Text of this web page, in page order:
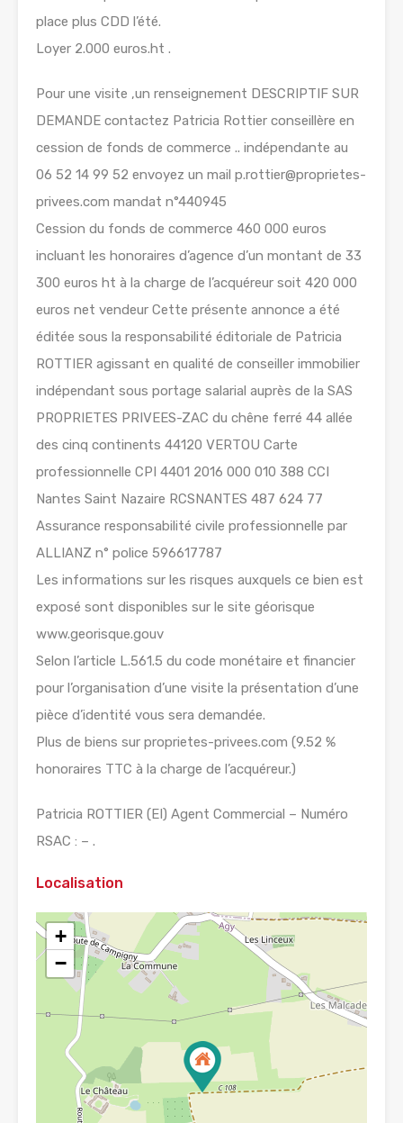
place plus CDD l’été.
Loyer 2.000 euros.ht .
Pour une visite ,un renseignement DESCRIPTIF SUR
DEMANDE contactez Patricia Rottier conseillère en
cession de fonds de commerce .. indépendante au
06 52 14 99 52 envoyez un mail p.rottier@proprietes-
privees.com mandat n°440945
Cession du fonds de commerce 460 000 euros
incluant les honoraires d’agence d’un montant de 33
300 euros ht à la charge de l’acquéreur soit 420 000
euros net vendeur Cette présente annonce a été
éditée sous la responsabilité éditoriale de Patricia
ROTTIER agissant en qualité de conseiller immobilier
indépendant sous portage salarial auprès de la SAS
PROPRIETES PRIVEES-ZAC du chêne ferré 44 allée
des cinq continents 44120 VERTOU Carte
professionnelle CPI 4401 2016 000 010 388 CCI
Nantes Saint Nazaire RCSNANTES 487 624 77
Assurance responsabilité civile professionnelle par
ALLIANZ n° police 596617787
Les informations sur les risques auxquels ce bien est
exposé sont disponibles sur le site géorisque
www.georisque.gouv
Selon l’article L.561.5 du code monétaire et financier
pour l’organisation d’une visite la présentation d’une
pièce d’identité vous sera demandée.
Plus de biens sur proprietes-privees.com (9.52 %
honoraires TTC à la charge de l’acquéreur.)
Patricia ROTTIER (EI) Agent Commercial – Numéro
RSAC : – .
Localisation
+
−